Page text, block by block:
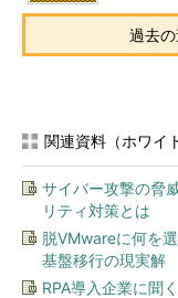
過去
関連資料（ホワイ
サイバー攻撃の脅
リティ対策とは
脱VMwareに何を
基盤移行の現実解
RPA導入企業に聞